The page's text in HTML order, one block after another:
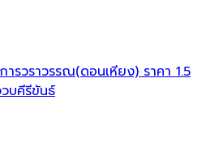
ารวราวรรณ(ดอนเหียง) ราคา 1.5
วบคีรีขันธ์